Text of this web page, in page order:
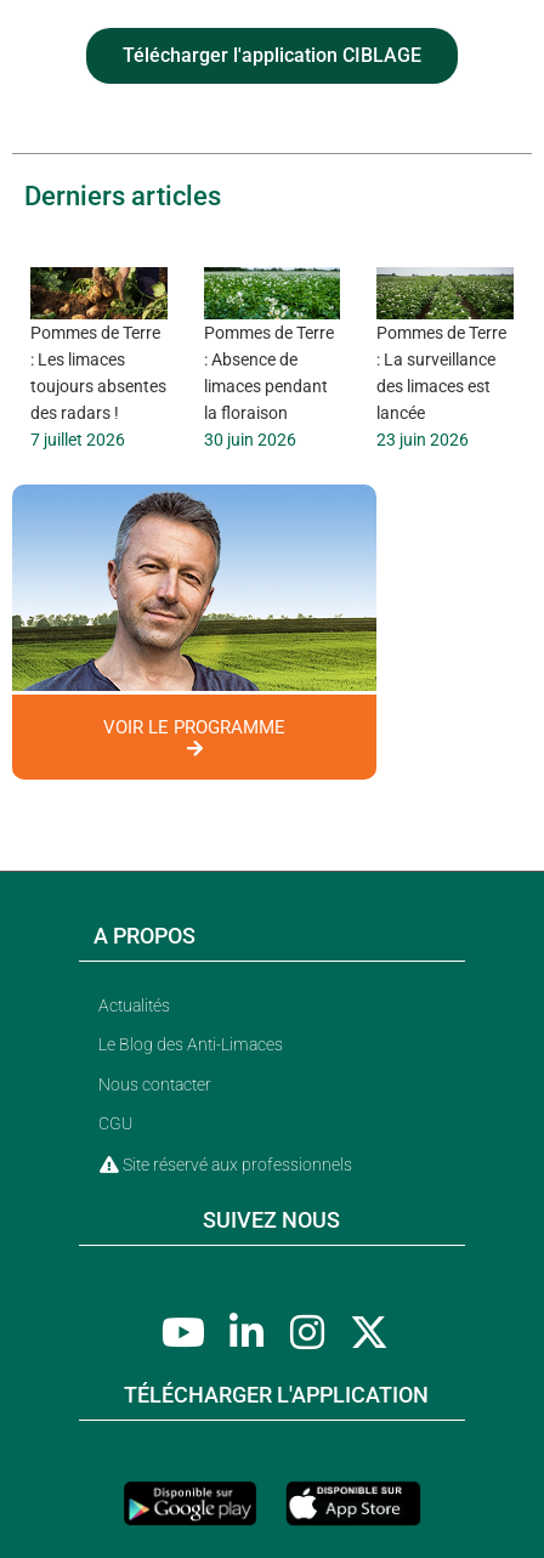
Télécharger l'application CIBLAGE
Derniers articles
Pommes de Terre
: Les limaces
toujours absentes
des radars !
7 juillet 2026
Pommes de Terre
: Absence de
limaces pendant
la floraison
30 juin 2026
Pommes de Terre
: La surveillance
des limaces est
lancée
23 juin 2026
VOIR LE PROGRAMME
A PROPOS
Actualités
Le Blog des Anti-Limaces
Nous contacter
CGU
Site réservé aux professionnels
SUIVEZ NOUS
TÉLÉCHARGER L'APPLICATION